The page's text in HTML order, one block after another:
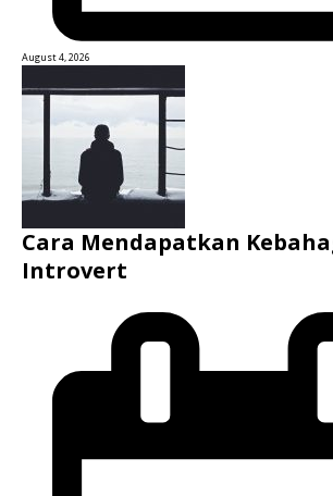
August 4, 2026
Cara Mendapatkan
Introvert